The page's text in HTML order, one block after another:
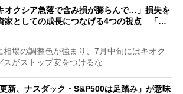
オクシア急落で含み損が膨らんで…」損失を
家としての成長につなげる4つの視点 「…
場の調整色が強まり、7月中旬にはキオク
スがストップ安をつけるな…
更新、ナスダック・S&P500は足踏み」が意味